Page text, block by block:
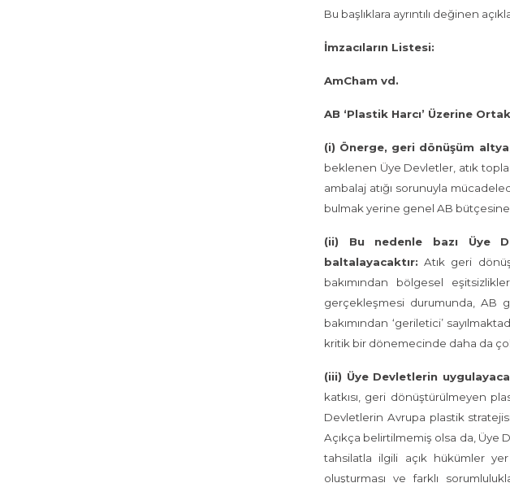
Bu başlıklara ayrıntılı değinen
İmzacıların Listesi:
AmCham vd.
AB ‘Plastik Harcı’ Üzerine
(i) Önerge, geri dönüşüm
beklenen Üye Devletler, atık
ambalaj atığı sorunuyla
bulmak yerine genel AB bütçesine
(ii) Bu nedenle bazı Üye
baltalayacaktır: Atık geri
bakımından bölgesel
gerçekleşmesi durumunda, AB
bakımından ‘geriletici’
kritik bir dönemecinde daha da
(iii) Üye Devletlerin
katkısı, geri dönüştürülmeyen
Devletlerin Avrupa plastik
Açıkça belirtilmemiş olsa da, Üye
tahsilatla ilgili açık hükümler
oluşturması ve farklı